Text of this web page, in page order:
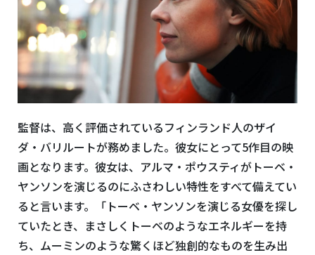
監督は、高く評価されているフィンランド人のザイ
ダ・バリルートが務めました。彼女にとって5作目の映
画となります。彼女は、アルマ・ポウスティがトーベ・
ヤンソンを演じるのにふさわしい特性をすべて備えてい
ると言います。「トーベ・ヤンソンを演じる女優を探し
ていたとき、まさしくトーベのようなエネルギーを持
ち、ムーミンのような驚くほど独創的なものを生み出